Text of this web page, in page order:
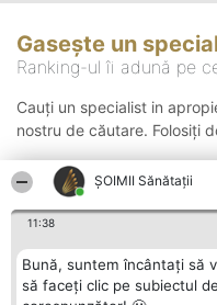
ŞOIMII Sănătații
11:38
Bună, suntem încântați să
să faceți clic pe subiectul
Gasește un
Ranking-ul îi adună pe
Cauți un specialist in
nostru de căutare. Folosiți